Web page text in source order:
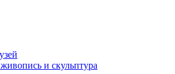
и скульптура